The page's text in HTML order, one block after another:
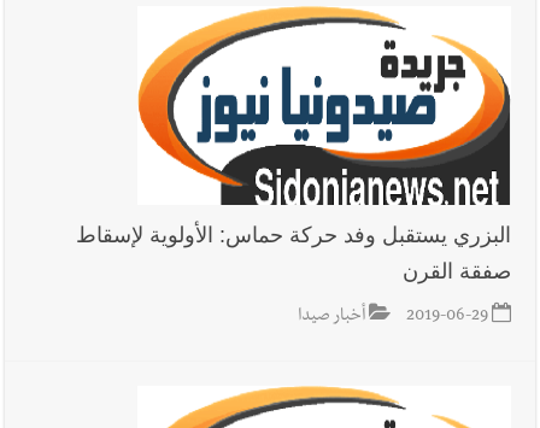
البزري يستقبل وفد حركة حماس: الأولوية لإسقاط
صفقة القرن
2019-06-29 أخبار صيدا